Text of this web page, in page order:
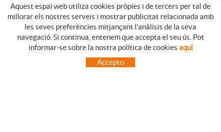
GUIA DE COMPRA
COM UTILITZAR LA NOSTRE BOTIGA ON-LINE
PREGUNTES FREQÜENTS
Aquest espai web utiliza cookies pròpies i de tercers per tal de
millorar els nostres serveis i mostrar publicitat relacionada amb
les seves preferències mitjançant l'anàlisis de la seva
navegació. Si continua, entenem que accepta el seu ús. Pot
informar-se sobre la nostra política de cookies aquí
Accepto